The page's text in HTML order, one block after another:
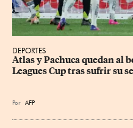
DEPORTES
Atlas y Pachuca quedan al
Leagues Cup tras sufrir su
Por AFP